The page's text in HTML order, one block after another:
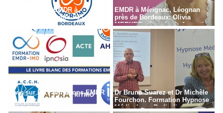
Formation en EMDR à
Bordeaux - Gironde - 33
EMDR à Mérignac, Léognan
près de Bordeaux: Olivia
MERKES, chargée de formation
Avis sur les Formations EMDR
en France
Dr Bruno Suarez et Dr Michèle
Fourchon. Formation Hypnose
Médicale en Radiodiagnostic,